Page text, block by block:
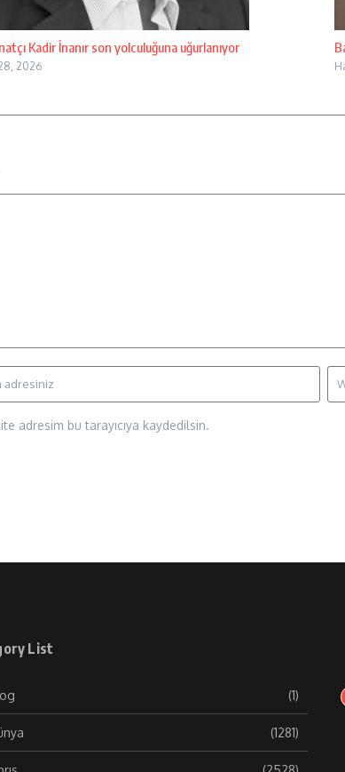
Kadir İnanır son yolculuğuna uğurlanıyor
2026
adresim bu tarayıcıya kaydedilsin.
List
(1)
(1281)